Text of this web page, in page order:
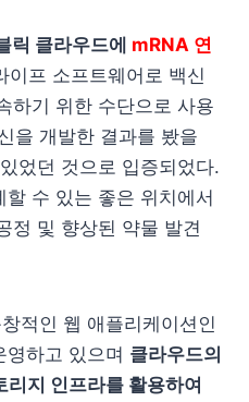
릭 클라우드에 mRNA 연
이프 소프트웨어로 백신
하기 위한 수단으로 사용
을 개발한 결과를 봤을
었던 것으로 입증되었다.
수 있는 좋은 위치에서
정 및 향상된 약물 발견
적인 웹 애플리케이션인
영하고 있으며 클라우드의
리지 인프라를 활용하여